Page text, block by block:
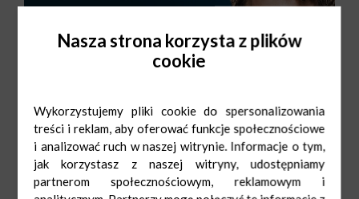
Nasza strona korzysta z plików
cookie
Wykorzystujemy pliki cookie do spersonalizowania
treści i reklam, aby oferować funkcje społecznościowe
i analizować ruch w naszej witrynie. Informacje o tym,
jak korzystasz z naszej witryny, udostępniamy
partnerom społecznościowym, reklamowym i